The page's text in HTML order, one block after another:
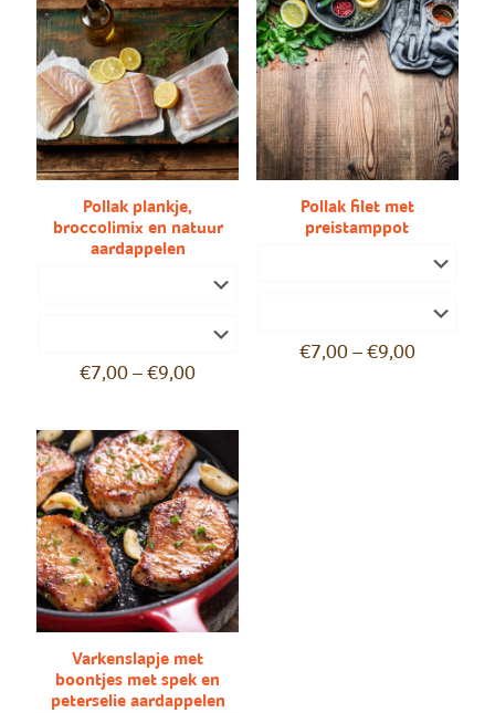
Pollak plankje,
broccolimix en natuur
aardappelen
€7,00 –€9,00
Pollak filet met
preistamppot
€7,00– €9,00
Varkenslapje met
boontjes met spek en
peterselie aardappelen